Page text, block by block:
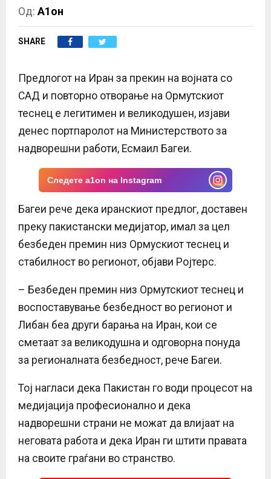
M
E
N
U
Од:А1он
SHARE
Предлогот на Иран за прекин на војната со
САД и повторно отворање на Ормутскиот
теснец е легитимен и великодушен, изјави
денес портпаролот на Министерството за
надворешни работи, Есмаил Багеи.
Следете a1on на Instagram
Багеи рече дека иранскиот предлог, доставен
преку пакистански медијатор, имал за цел
безбеден премин низ Ормускиот теснец и
стабилност во регионот, објави Ројтерс.
– Безбеден премин низ Ормутскиот теснец и
воспоставување безбедност во регионот и
Либан беа други барања на Иран, кои се
сметаат за великодушна и одговорна понуда
за регионалната безбедност, рече Багеи.
Тој нагласи дека Пакистан го води процесот на
медијација професионално и дека
надворешни страни не можат да влијаат на
неговата работа и дека Иран ги штити правата
на своите граѓани во странство.